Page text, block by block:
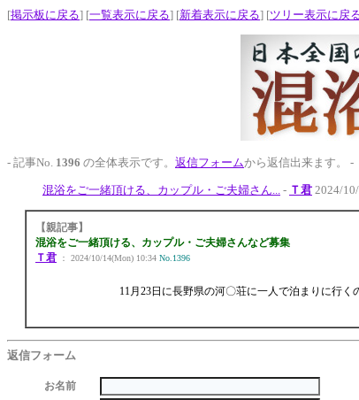
[掲示板に戻る] [一覧表示に戻る] [新着表示に戻る] [ツリー表示に戻
- 記事No. 1396 の全体表示です。 返信フォームから返信出来ます。 -
混浴をご一緒頂ける、カップル・ご夫婦さん... - Ｔ君 2024/
【親記事】
混浴をご一緒頂ける、カップル・ご夫婦さんなど募集
Ｔ君 ： 2024/10/14(Mon) 10:34 No.1396
11月23日に長野県の河〇荘に一人で泊まりに行
返信フォーム
お名前